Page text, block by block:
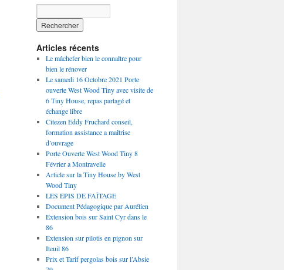
Articles récents
Le mâchefer bien le connaître pour
bien le rénover
Le samedi 16 Octobre 2021 Porte
ouverte West Wood Tiny avec visite de
6 Tiny House, repas partagé et
échange libre
Citezen Eddy Fruchard conseil,
formation assistance a maîtrise
d’ouvrage
Porte Ouverte West Wood Tiny 8
Février a Montravelle
Article sur la Tiny House by West
Wood Tiny
LES EPIS DE FAÎTAGE
Document Pédagogique par Aurélien
Extension bois sur Saint Cyr dans le
86
Extension sur pilotis en pignon sur
Iteuil 86
Prix et Tarif pergolas bois sur l’Absie